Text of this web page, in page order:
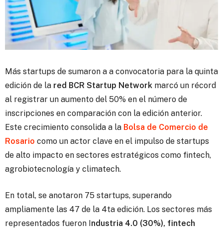
Más startups de sumaron a a convocatoria para la quinta
edición de la red BCR Startup Network marcó un récord
al registrar un aumento del 50% en el número de
inscripciones en comparación con la edición anterior.
Este crecimiento consolida a la Bolsa de Comercio de
Rosario como un actor clave en el impulso de startups
de alto impacto en sectores estratégicos como fintech,
agrobiotecnología y climatech.
En total, se anotaron 75 startups, superando
ampliamente las 47 de la 4ta edición. Los sectores más
representados fueron I ndustria 4.0 (30%), fintech